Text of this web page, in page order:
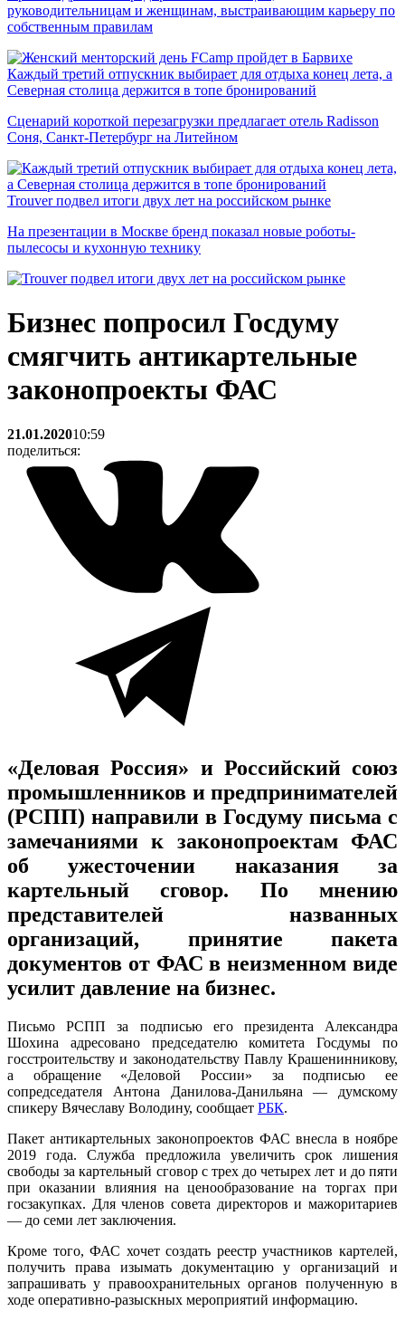
руководительницам и женщинам, выстраивающим карьеру по
собственным правилам
Каждый третий отпускник выбирает для отдыха конец лета, а
Северная столица держится в топе бронирований
Сценарий короткой перезагрузки предлагает отель Radisson
Соня, Санкт-Петербург на Литейном
Trouver подвел итоги двух лет на российском рынке
На презентации в Москве бренд показал новые роботы-
пылесосы и кухонную технику
Бизнес попросил Госдуму
смягчить антикартельные
законопроекты ФАС
21.01.202010:59
поделиться:
«Деловая Россия» и Российский союз
промышленников и предпринимателей
(РСПП) направили в Госдуму письма с
замечаниями к законопроектам ФАС
об ужесточении наказания за
картельный сговор. По мнению
представителей названных
организаций, принятие пакета
документов от ФАС в неизменном виде
усилит давление на бизнес.
Письмо РСПП за подписью его президента Александра
Шохина адресовано председателю комитета Госдумы по
госстроительству и законодательству Павлу Крашенинникову,
а обращение «Деловой России» за подписью ее
сопредседателя Антона Данилова-Данильяна — думскому
спикеру Вячеславу Володину, сообщает РБК.
Пакет антикартельных законопроектов ФАС внесла в ноябре
2019 года. Служба предложила увеличить срок лишения
свободы за картельный сговор с трех до четырех лет и до пяти
при оказании влияния на ценообразование на торгах при
госзакупках. Для членов совета директоров и мажоритариев
— до семи лет заключения.
Кроме того, ФАС хочет создать реестр участников картелей,
получить права изымать документацию у организаций и
запрашивать у правоохранительных органов полученную в
ходе оперативно-разыскных мероприятий информацию.